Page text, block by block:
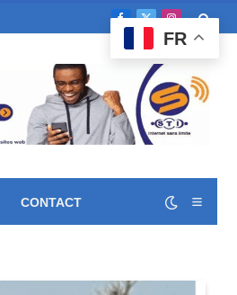
Facebook
X
(Twitter)
CONTACT
FR